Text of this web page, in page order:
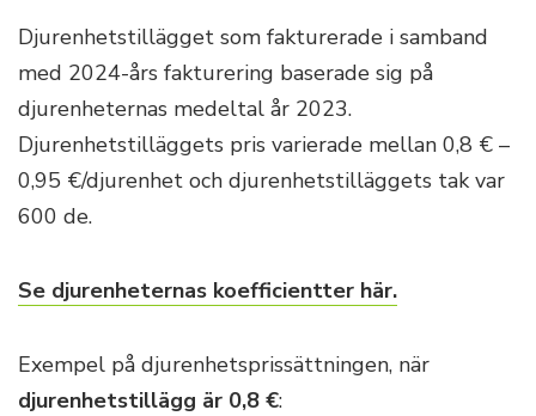
Djurenhetstillägget som fakturerade i samband
med 2024-års fakturering baserade sig på
djurenheternas medeltal år 2023.
Djurenhetstilläggets pris varierade mellan 0,8 € –
0,95 €/djurenhet och djurenhetstilläggets tak var
600 de.
Se djurenheternas koefficientter här.
Exempel på djurenhetsprissättningen, när
djurenhetstillägg är 0,8 €: